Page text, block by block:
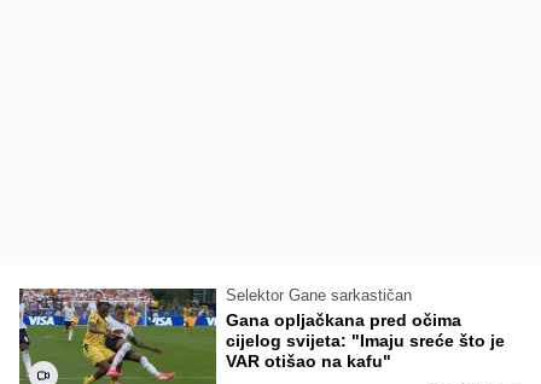
Selektor Gane sarkastičan
Gana opljačkana pred očima
cijelog svijeta: "Imaju sreće što je
VAR otišao na kafu"